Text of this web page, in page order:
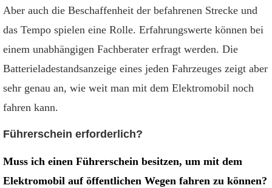
Aber auch die Beschaffenheit der befahrenen Strecke und
das Tempo spielen eine Rolle. Erfahrungswerte können bei
einem unabhängigen Fachberater erfragt werden. Die
Batterieladestandsanzeige eines jeden Fahrzeuges zeigt aber
sehr genau an, wie weit man mit dem Elektromobil noch
fahren kann.
Führerschein erforderlich?
Muss ich einen Führerschein besitzen, um mit dem
Elektromobil auf öffentlichen Wegen fahren zu können?